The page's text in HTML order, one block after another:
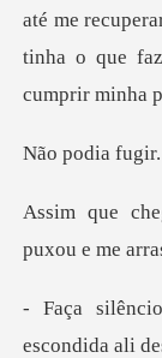
tinha o que
odia
puxou e me a
esc